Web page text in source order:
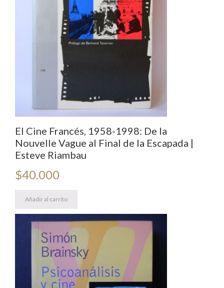
El Cine Francés, 1958-1998: De la
Nouvelle Vague al Final de la Escapada |
Esteve Riambau
$40.000
Añadir al carrito